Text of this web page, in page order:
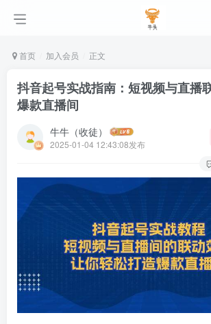
首页 加入会员 正文
抖音起号实战指南：短视频与直播
爆款直播间
牛牛（收徒）
2025-01-04 12:43:08发布